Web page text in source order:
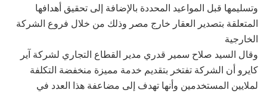
وتسليمها قبل المواعيد المحددة بالإضافة إلى تحقيق أهدافها
المتعلقة بتصدير العقار خارج مصر وذلك من خلال فروع الشركة
الخارجية
وقال السيد صلاح سمير قدري مدير القطاع التجاري لشركة آير
كايرو أن الشركة تفتخر بتقديم خدمة مميزة منخفضة التكلفة
لملايين المستخدمين وأنها تهدف إلى مضاعفة هذا العدد في